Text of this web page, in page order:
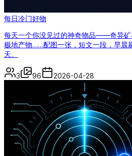
每日冷门好物
每天一个你没见过的神奇物品——奇异矿
极地产物……配图一张，短文一段，早晨
天。
3 96 2026-04-28